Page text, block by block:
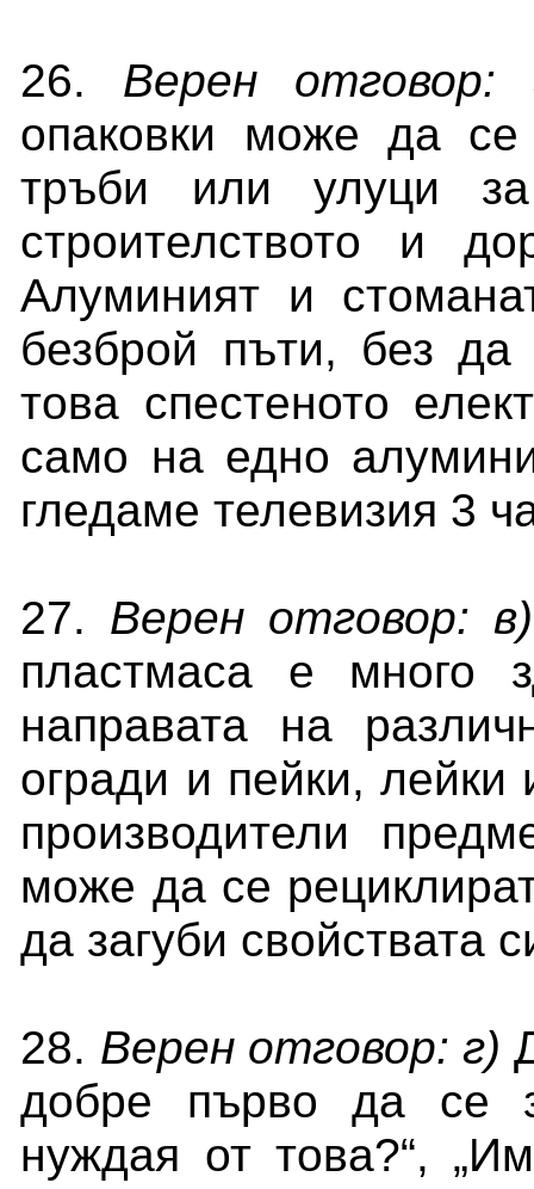
26. Верен
опаковки може да
тръби или улуци
строителството и
Алуминият и
безброй пъти, без да
това спестеното
само на едно
гледаме телевизия 3
27. Верен отговор:
пластмаса е много
направата на
огради и пейки,
производители
може да се
да загуби свойствата
28. Верен отговор: г)
добре първо да се
нуждая от това?“,